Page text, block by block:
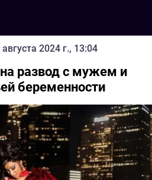
августа 2024 г., 13:04
развод с мужем и
беременности